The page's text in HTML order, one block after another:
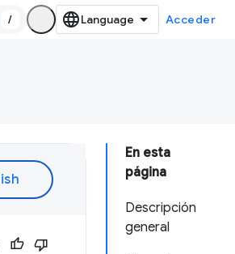
/ Acceder
En esta
página
Descripción
general